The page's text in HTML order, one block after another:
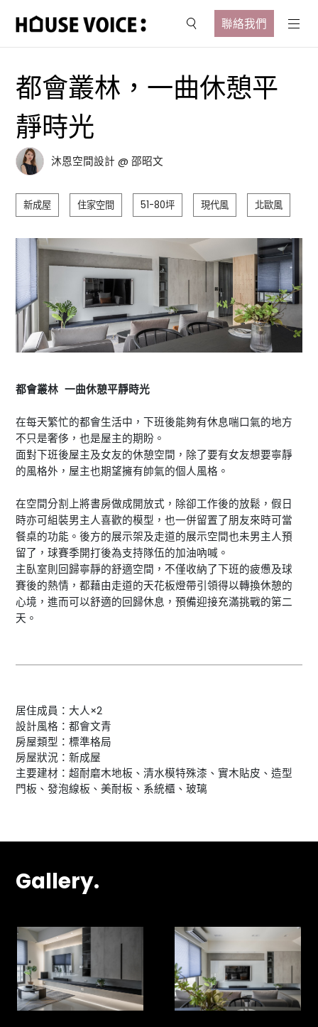
聯絡我們
都會叢林，一曲休憩平
靜時光
沐恩空間設計 @ 邵昭文
新成屋 住家空間 51-80坪 現代風 北歐風
都會叢林 一曲休憩平靜時光
在每天繁忙的都會生活中，下班後能夠有休息喘口氣的地方
不只是奢侈，也是屋主的期盼。
面對下班後屋主及女友的休憩空間，除了要有女友想要寧靜
的風格外，屋主也期望擁有帥氣的個人風格。
在空間分割上將書房做成開放式，除卻工作後的放鬆，假日
時亦可組裝男主人喜歡的模型，也一併留置了朋友來時可當
餐桌的功能。後方的展示架及走道的展示空間也未男主人預
留了，球賽季開打後為支持隊伍的加油吶喊。
主臥室則回歸寧靜的舒適空間，不僅收納了下班的疲憊及球
賽後的熱情，都藉由走道的天花板燈帶引領得以轉換休憩的
心境，進而可以舒適的回歸休息，預備迎接充滿挑戰的第二
天。
居住成員：大人×2
設計風格：都會文青
房屋類型：標準格局
房屋狀況：新成屋
主要建材：超耐磨木地板、清水模特殊漆、實木貼皮、造型
門板、發泡線板、美耐板、系統櫃、玻璃
Gallery.